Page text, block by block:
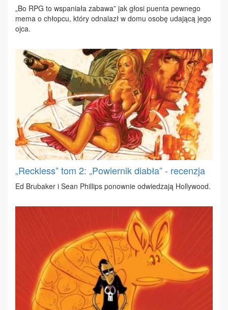
„Bo RPG to wspa­nia­ła za­ba­wa” jak gło­si pu­en­ta pew­ne­go
me­ma o chłop­cu, któ­ry od­na­lazł w do­mu oso­bę uda­ją­cą je­go
oj­ca.
„Reckless” tom 2: „Powiernik diabła” - recenzja
Ed Bru­ba­ker i Se­an Phil­lips po­now­nie od­wie­dza­ją Hol­ly­wo­od.